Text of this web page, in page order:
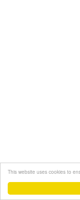
This website uses cookies to